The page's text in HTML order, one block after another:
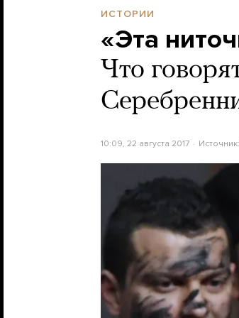
ИСТОРИИ
«Эта
Что
10:09, 22 августа 2017 Источник: